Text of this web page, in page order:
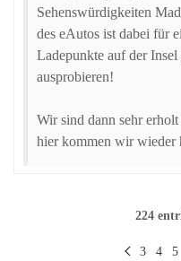
Sehenswürdigkeiten
des eAutos ist dabei für
Ladepunkte auf der
ausprobieren!
Wir sind dann sehr
hier kommen wir wieder
224
3 4 5